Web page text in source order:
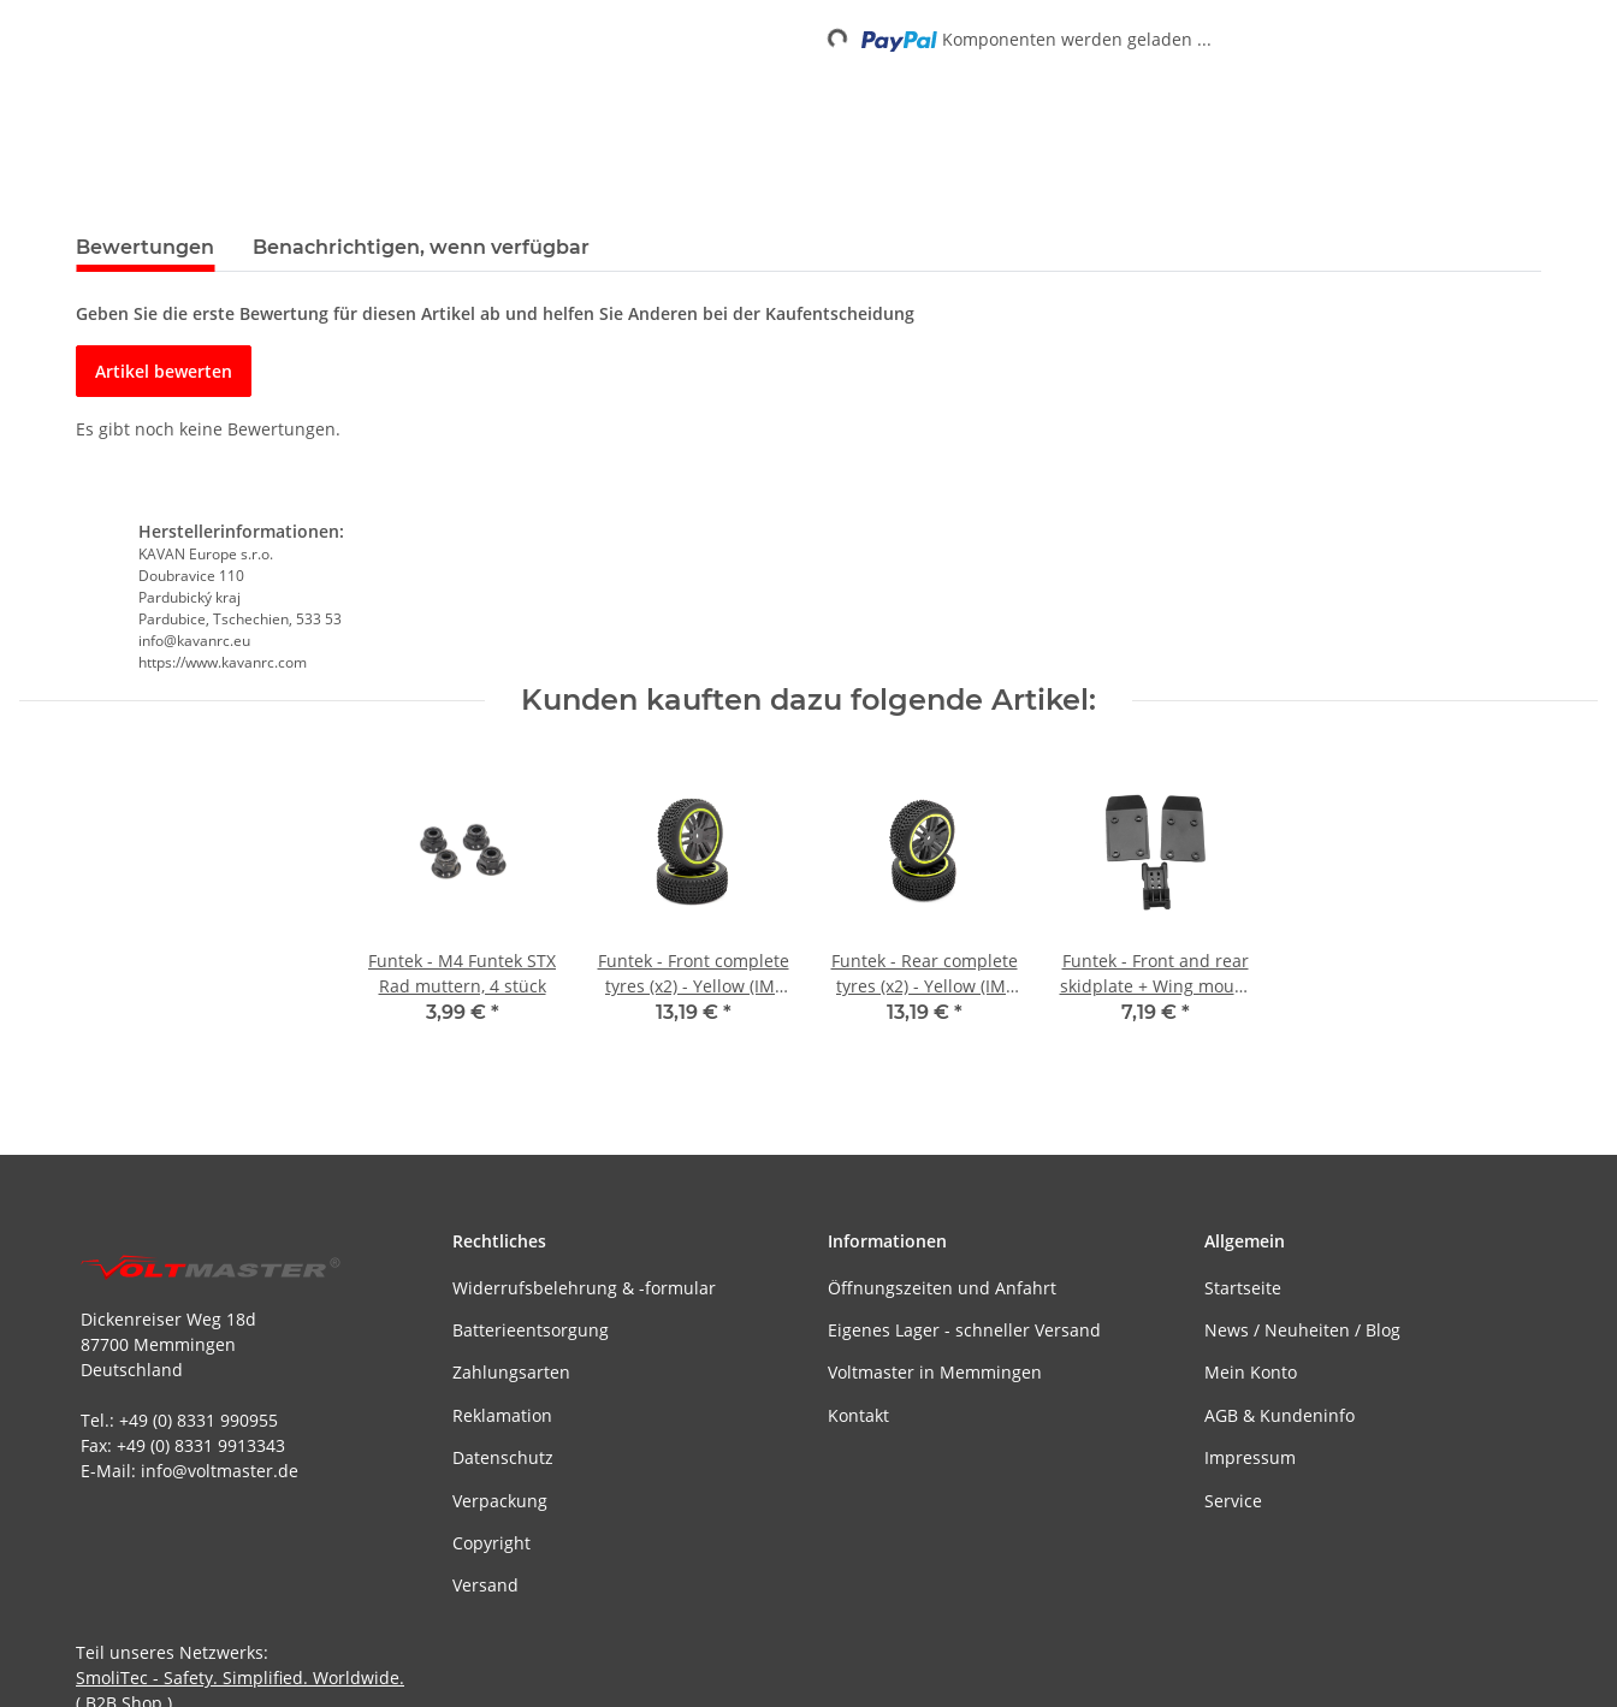
Loading... Komponenten werden geladen ...
Bewertungen Benachrichtigen, wenn verfügbar
Geben Sie die erste Bewertung für diesen Artikel ab und helfen Sie Anderen bei der Kaufentscheidung
Artikel bewerten
Es gibt noch keine Bewertungen.
Herstellerinformationen:
KAVAN Europe s.r.o.
Doubravice 110
Pardubický kraj
Pardubice, Tschechien, 533 53
info@kavanrc.eu
https://www.kavanrc.com
Kunden kauften dazu folgende Artikel:
Funtek - M4 Funtek STX
Rad muttern, 4 stück
3,99 € *
Funtek - Front complete
tyres (x2) - Yellow (IM-
FTK-21106)
13,19 € *
Funtek - Rear complete
tyres (x2) - Yellow (IM-
FTK-21114)
13,19 € *
Funtek - Front and rear
skidplate + Wing mount
(IM-FTK-21123)
7,19 € *
Dickenreiser Weg 18d
87700 Memmingen
Deutschland
Tel.: +49 (0) 8331 990955
Fax: +49 (0) 8331 9913343
E-Mail: info@voltmaster.de
Rechtliches
Widerrufsbelehrung & -formular
Batterieentsorgung
Zahlungsarten
Reklamation
Datenschutz
Verpackung
Copyright
Versand
Informationen
Öffnungszeiten und Anfahrt
Eigenes Lager - schneller Versand
Voltmaster in Memmingen
Kontakt
Allgemein
Startseite
News / Neuheiten / Blog
Mein Konto
AGB & Kundeninfo
Impressum
Service
Teil unseres Netzwerks:
SmoliTec - Safety. Simplified. Worldwide.